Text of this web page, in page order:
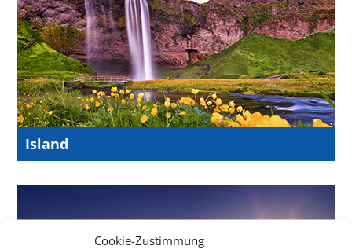
Cookie-Zustimmung
Island